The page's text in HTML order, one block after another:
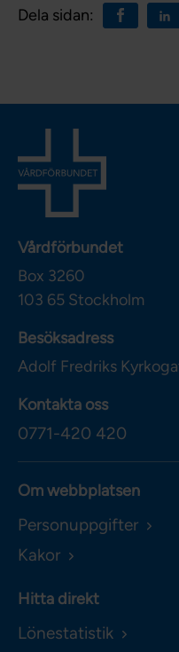
Dela sidan:
Vårdförbundet
Box 3260
103 65 Stockholm
Besöksadress
Adolf Fredriks
Kontakta oss
0771-420 420
Om webbplatsen
Personuppgifter
Kakor
Hitta direkt
Lönestatistik